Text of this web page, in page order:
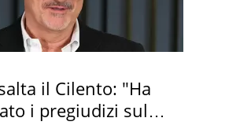
il Cilento: "Ha
i pregiudizi sul